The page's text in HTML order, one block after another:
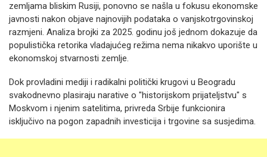
zemljama bliskim Rusiji, ponovno se našla u fokusu ekonomske
javnosti nakon objave najnovijih podataka o vanjskotrgovinskoj
razmjeni. Analiza brojki za 2025. godinu još jednom dokazuje da
populistička retorika vladajućeg režima nema nikakvo uporište u
ekonomskoj stvarnosti zemlje.
Dok provladini mediji i radikalni politički krugovi u Beogradu
svakodnevno plasiraju narative o "historijskom prijateljstvu" s
Moskvom i njenim satelitima, privreda Srbije funkcionira
isključivo na pogon zapadnih investicija i trgovine sa susjedima.